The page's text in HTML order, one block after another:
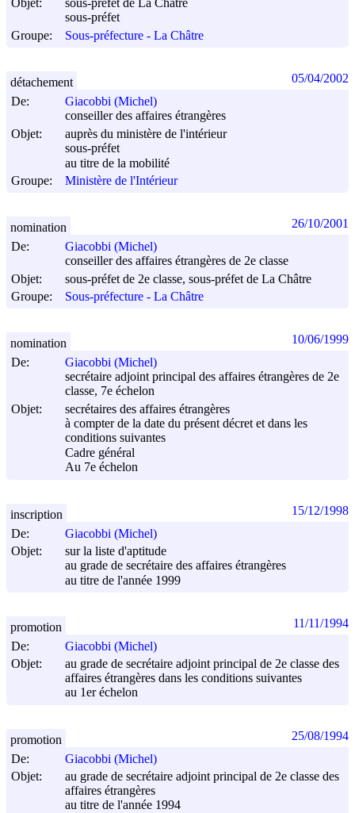
Objet:
sous-préfet de La Châtre
sous-préfet
Groupe:
Sous-préfecture - La Châtre
De:
Giacobbi (Michel)
conseiller des affaires étrangères
Objet:
auprès du ministère de l'intérieur
sous-préfet
au titre de la mobilité
Groupe:
Ministère de l'Intérieur
détachement 05/04/2002
De:
Giacobbi (Michel)
conseiller des affaires étrangères de 2e classe
Objet:
sous-préfet de 2e classe, sous-préfet de La Châtre
Groupe:
Sous-préfecture - La Châtre
nomination 26/10/2001
De:
Giacobbi (Michel)
secrétaire adjoint principal des affaires étrangères de 2e
classe, 7e échelon
Objet:
secrétaires des affaires étrangères
à compter de la date du présent décret et dans les
conditions suivantes
Cadre général
Au 7e échelon
nomination 10/06/1999
De:
Giacobbi (Michel)
Objet:
sur la liste d'aptitude
au grade de secrétaire des affaires étrangères
au titre de l'année 1999
inscription 15/12/1998
De:
Giacobbi (Michel)
Objet:
au grade de secrétaire adjoint principal de 2e classe des
affaires étrangères dans les conditions suivantes
au 1er échelon
promotion 11/11/1994
De:
Giacobbi (Michel)
Objet:
au grade de secrétaire adjoint principal de 2e classe des
affaires étrangères
au titre de l'année 1994
promotion 25/08/1994